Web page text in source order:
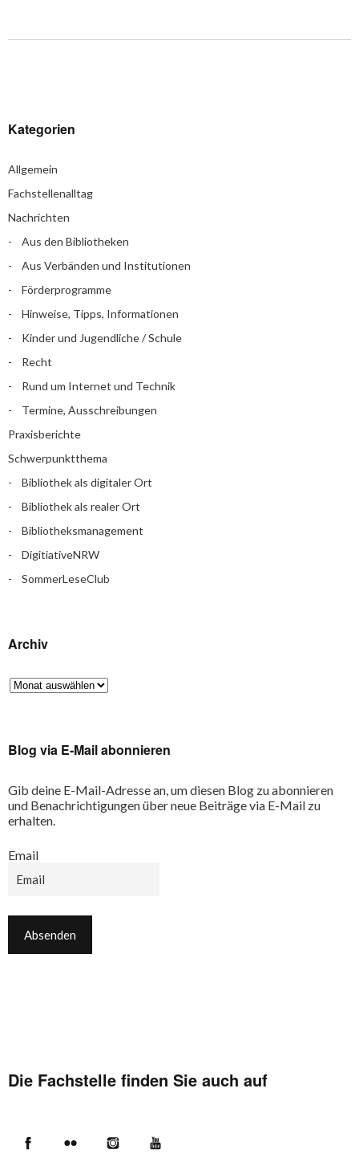
Kategorien
Allgemein
Fachstellenalltag
Nachrichten
Aus den Bibliotheken
Aus Verbänden und Institutionen
Förderprogramme
Hinweise, Tipps, Informationen
Kinder und Jugendliche / Schule
Recht
Rund um Internet und Technik
Termine, Ausschreibungen
Praxisberichte
Schwerpunktthema
Bibliothek als digitaler Ort
Bibliothek als realer Ort
Bibliotheksmanagement
DigitiativeNRW
SommerLeseClub
Archiv
Blog via E-Mail abonnieren
Gib deine E-Mail-Adresse an, um diesen Blog zu abonnieren
und Benachrichtigungen über neue Beiträge via E-Mail zu
erhalten.
Email
Die Fachstelle finden Sie auch auf